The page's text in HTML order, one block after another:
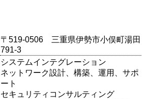
〒519-0506 三重県伊勢市小俣町湯田
791-3
システムインテグレーション
ネットワーク設計、構築、運用、サポ
ート
セキュリティコンサルティング